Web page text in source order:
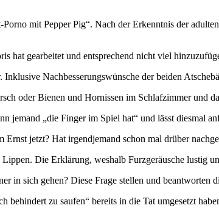
mit Pepper Pig“. Nach der Erkenntnis der
hat gearbeitet und entsprechend nicht viel
Nachbesserungswünsche der beiden
oder Bienen und Hornissen im Schlafzimmer und
jemand „die Finger im Spiel hat“ und lässt diesmal
jetzt? Hat irgendjemand schon mal drüber
Die Erklärung, weshalb Furzgeräusche lustig
in sich gehen? Diese Frage stellen und beantworten
behindert zu saufen“ bereits in die Tat umgesetzt